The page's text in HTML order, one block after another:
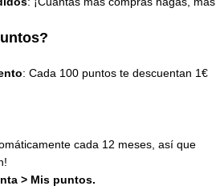
: Cada 100 puntos te descuentan 1€
cada 12 meses, así que
> Mis puntos.